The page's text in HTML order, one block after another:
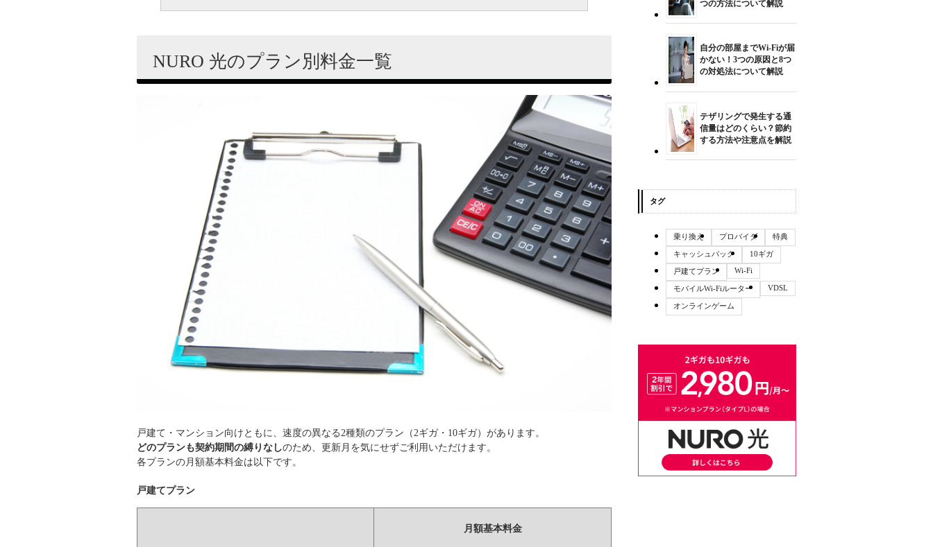
NURO 光のプラン別料金一覧
戸建て・マンション向けともに、速度の異なる2種類のプラン（2ギガ・10ギガ）があります。
どのプランも契約期間の縛りなしのため、更新月を気にせずご利用いただけます。
各プランの月額基本料金は以下です。
戸建てプラン
月額基本料金
つの方法について解説
自分の部屋までWi-Fiが届
かない！3つの原因と8つ
の対処法について解説
テザリングで発生する通
信量はどのくらい？節約
する方法や注意点を解説
タグ
乗り換え プロバイダ 特典
キャッシュバック 10ギガ
戸建てプラン Wi-Fi
モバイルWi-Fiルーター VDSL
オンラインゲーム